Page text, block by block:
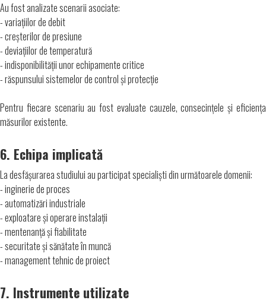
Au fost analizate scenarii asociate:
- variațiilor de debit
- creșterilor de presiune
- deviațiilor de temperatură
- indisponibilității unor echipamente critice
- răspunsului sistemelor de control și protecție
Pentru fiecare scenariu au fost evaluate cauzele, consecințele și eficiența
măsurilor existente.
6. Echipa implicată
La desfășurarea studiului au participat specialiști din următoarele domenii:
- inginerie de proces
- automatizări industriale
- exploatare și operare instalații
- mentenanță și fiabilitate
- securitate și sănătate în muncă
- management tehnic de proiect
7. Instrumente utilizate